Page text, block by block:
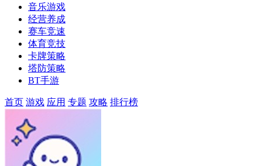
音乐游戏
经营养成
赛车竞速
体育竞技
卡牌策略
塔防策略
BT手游
首页 游戏 应用 专题 攻略 排行榜